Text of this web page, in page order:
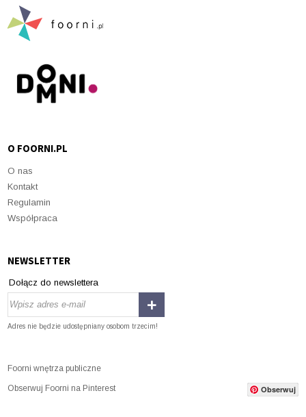
O FOORNI.PL
O nas
Kontakt
Regulamin
Współpraca
NEWSLETTER
Dołącz do newslettera
Adres nie będzie udostępniany osobom trzecim!
Foorni wnętrza publiczne
Obserwuj Foorni na Pinterest Obserwuj